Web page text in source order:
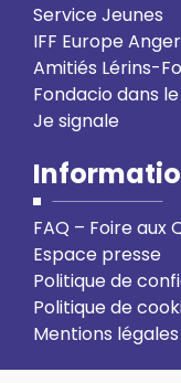
Service Jeunes
IFF Europe
Amitiés Lérins-
Fondacio dans
Je signale
FAQ – Foire aux
Espace presse
Politique de
Politique de
Mentions légales